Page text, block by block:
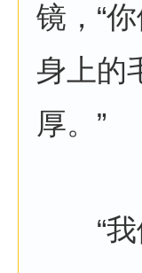
镜，“
身上的
厚。”
“我